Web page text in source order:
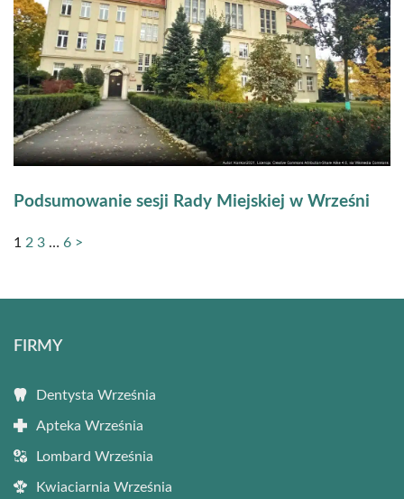
Podsumowanie sesji Rady Miejskiej w Wrześni
1 2 3 … 6 >
FIRMY
Dentysta Września
Apteka Września
Lombard Września
Kwiaciarnia Września